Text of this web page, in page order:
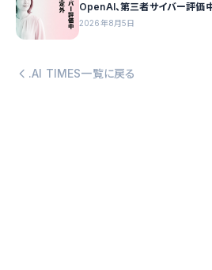
OpenAI、第三者サイバー評価
2026年8月5日
.AI TIMES一覧に戻る